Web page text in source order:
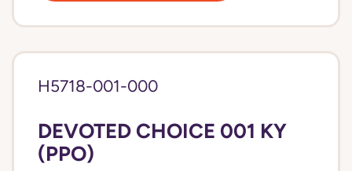
H5718-001-000
DEVOTED CHOICE 001 KY
(PPO)